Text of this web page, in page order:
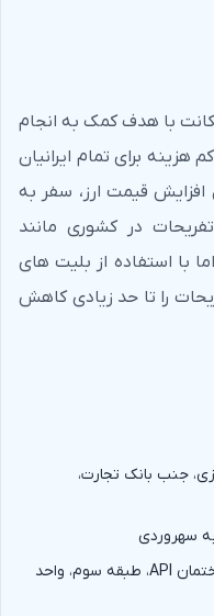
با هدف کمک به انجام
هزینه برای تمام ایرانیان
قیمت ارز، سفر به
در کشوری مانند
اما با استفاده از بلیت های
را تا حد زیادی کاهش
جنب بانک تجارت،
به سهروردی
امارات، دبی، بَر دبی، السوق الکبیر، ساختمان API، طبقه سوم، واحد